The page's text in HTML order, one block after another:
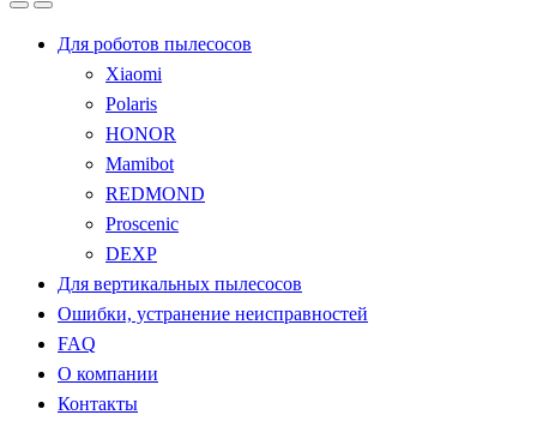
Для роботов пылесосов
Xiaomi
Polaris
HONOR
Mamibot
REDMOND
Proscenic
DEXP
Для вертикальных пылесосов
Ошибки, устранение неисправностей
FAQ
О компании
Контакты